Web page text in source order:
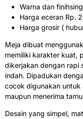
Warna dan
Harga eceran Rp.
Harga grosir (
Meja dibuat
memiliki karakter kuat,
dikerjakan dengan rapi
indah. Dipadukan
cocok digunakan untuk
maupun menerima
Desain yang simpel,